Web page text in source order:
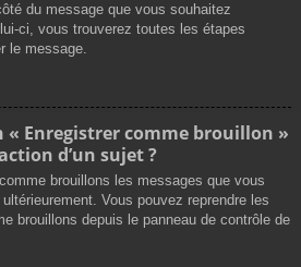
du message que vous souhaitez
ci, vous trouverez toutes les étapes
le message.
« Enregistrer comme brouillon »
d’un sujet ?
brouillons les messages que vous
Vous pouvez reprendre les
brouillons depuis le panneau de contrôle de